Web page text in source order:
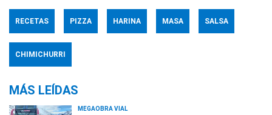
RECETAS PIZZA HARINA MASA SALSA
CHIMICHURRI
MÁS LEÍDAS
MEGAOBRA VIAL